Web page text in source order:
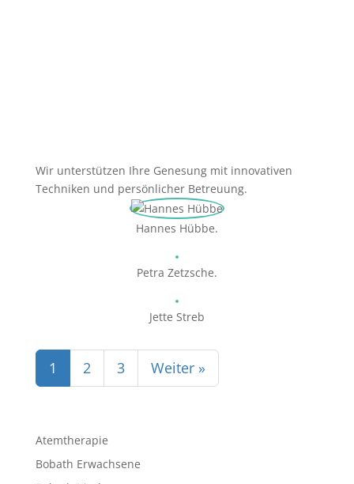
Wir unterstützen Ihre Genesung mit innovativen
Techniken und persönlicher Betreuung.
Hannes Hübbe.
Petra Zetzsche.
Jette Streb
1 2 3 Weiter »
Atemtherapie
Bobath Erwachsene